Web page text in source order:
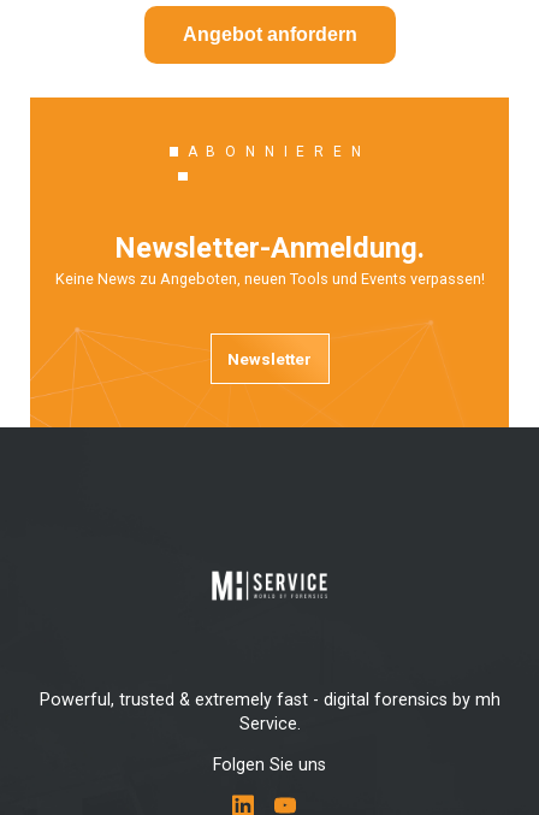
Angebot anfordern
ABONNIEREN
Newsletter-Anmeldung.
Keine News zu Angeboten, neuen Tools und Events verpassen!
Newsletter
Powerful, trusted & extremely fast - digital forensics by mh
Service.
Folgen Sie uns